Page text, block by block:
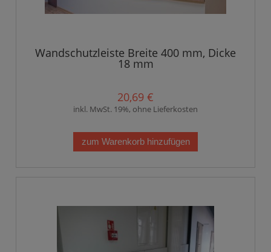
Wandschutzleiste Breite 400 mm, Dicke
18 mm
20,69 €
inkl. MwSt. 19%, ohne Lieferkosten
zum Warenkorb hinzufügen